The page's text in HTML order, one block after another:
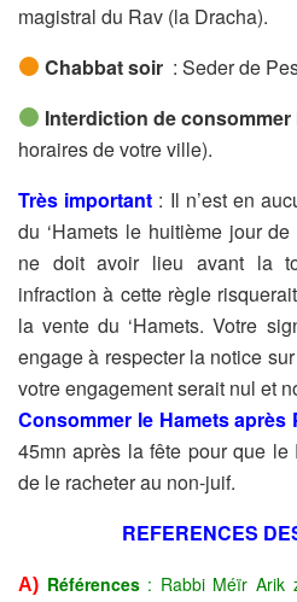
magistral du Rav (la Dracha).
Chabbat soir : Seder de
Interdiction de consommer
horaires de votre ville).
Très important : Il n’est en
du ‘Hamets le huitième jour
ne doit avoir lieu avant la
infraction à cette règle risquerait
la vente du ‘Hamets. Votre
engage à respecter la notice
votre engagement serait nul et
Consommer le Hamets après
45mnaprès la fête pour que
de le racheter au non-juif.
REFERENCES
A) Références : Rabbi Méïr Arik